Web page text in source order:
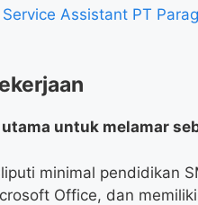
Assistant PT
untuk melamar
minimal pendidikan
Office, dan